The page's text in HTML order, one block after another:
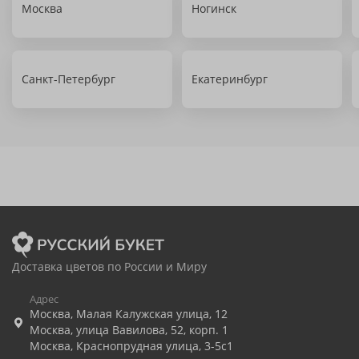
Москва Ногинск
Санкт-Петербург Екатеринбург
Доставка цветов по России и Миру
Адрес
Москва, Малая Калужская улица, 12
Москва, улица Вавилова, 52, корп. 1
Москва, Краснопрудная улица, 3-5с1